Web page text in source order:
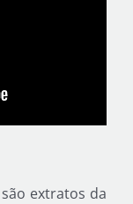
extratos da